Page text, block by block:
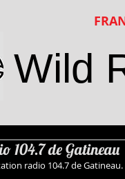
Wild
104.7 de Gatineau
radio 104.7 de Gatineau.